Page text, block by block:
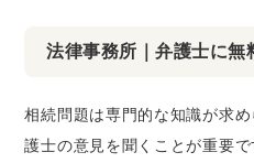
法律事務所｜弁護士に無
相続問題は専門的な知識が求
護士の意見を聞くことが重要で